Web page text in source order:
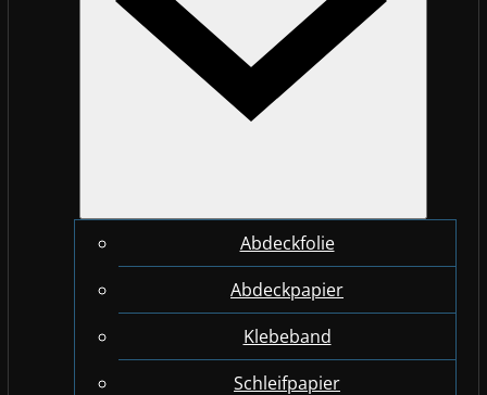
Abdeckfolie
Abdeckpapier
Klebeband
Schleifpapier